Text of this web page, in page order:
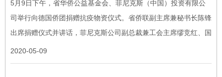
5月9日下午，省华侨公益基金会、菲尼克斯（中国）投资有限公
司举行向德国侨团捐赠抗疫物资仪式。省侨联副主席兼秘书长陈锋
出席捐赠仪式并讲话，菲尼克斯公司副总裁兼工会主席缪竞红、国
际关系部经理易书波出席捐赠仪式。...
2020-05-09